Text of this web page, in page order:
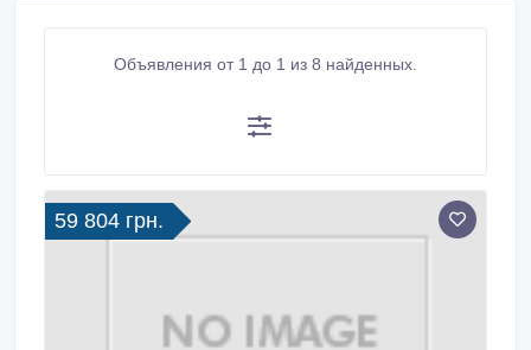
Объявления от 1 до 1 из 8 найденных.
59 804 грн.